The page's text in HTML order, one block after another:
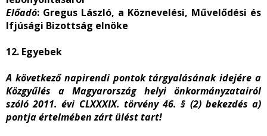
Előadó: Gregus László, a Köznevelési, Művelődési és
Ifjúsági Bizottság elnöke
12. Egyebek
A következő napirendi pontok tárgyalásának idejére a
Közgyűlés a Magyarország helyi önkormányzatairól
szóló 2011. évi CLXXXIX. törvény 46. § (2) bekezdés a)
pontja értelmében zárt ülést tart!